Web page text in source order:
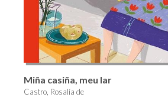
Miña casiña, meu lar
Castro, Rosalía de